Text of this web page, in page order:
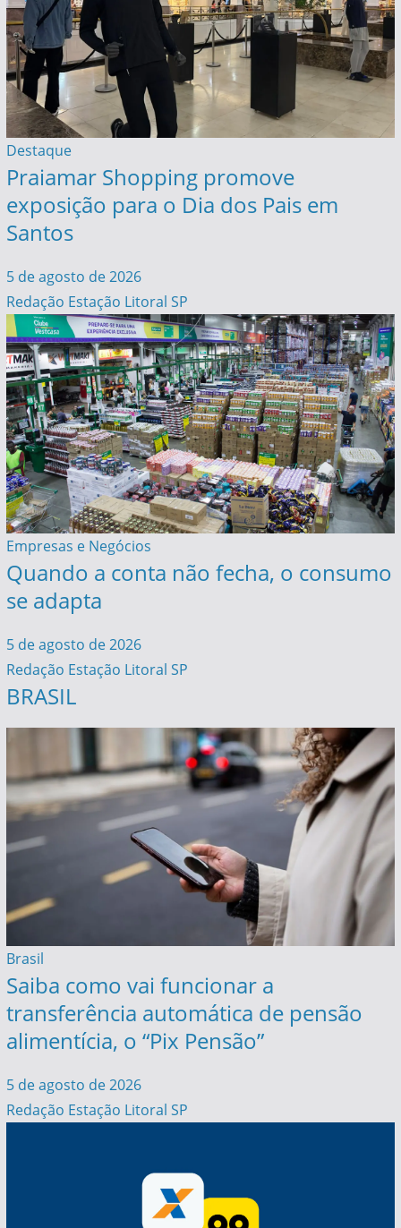
Destaque
Praiamar Shopping promove
exposição para o Dia dos Pais em
Santos
5 de agosto de 2026
Redação Estação Litoral SP
Empresas e Negócios
Quando a conta não fecha, o consumo
se adapta
5 de agosto de 2026
Redação Estação Litoral SP
BRASIL
Brasil
Saiba como vai funcionar a
transferência automática de pensão
alimentícia, o “Pix Pensão”
5 de agosto de 2026
Redação Estação Litoral SP